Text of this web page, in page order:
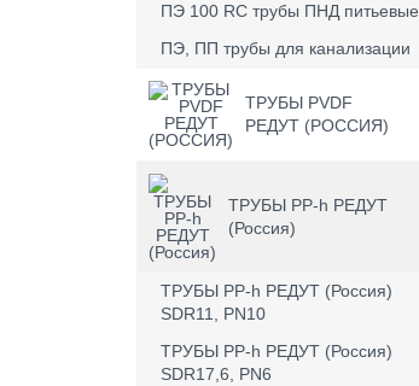
ПЭ 100 RC трубы ПНД питьевые
ПЭ, ПП трубы для канализации
ТРУБЫ PVDF
РЕДУТ (РОССИЯ)
ТРУБЫ PP-h РЕДУТ
(Россия)
ТРУБЫ PP-h РЕДУТ (Россия)
SDR11, PN10
ТРУБЫ PP-h РЕДУТ (Россия)
SDR17,6, PN6